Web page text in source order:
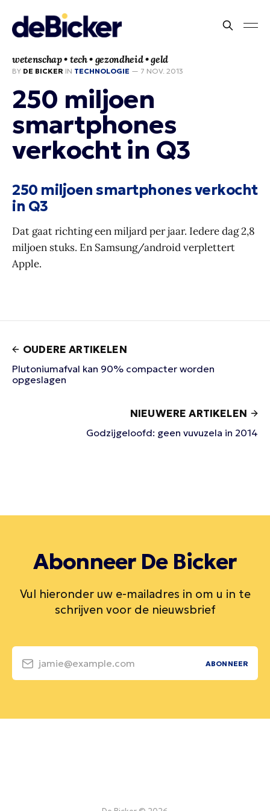
wetenschap • tech • gezondheid • geld
BY DE BICKER IN TECHNOLOGIE — 7 NOV. 2013
250 miljoen
smartphones
verkocht in Q3
250 miljoen smartphones verkocht
in Q3
Dat gaat richting een miljard per jaar. Iedere dag 2,8
miljoen stuks. En Samsung/android verplettert
Apple.
OUDERE ARTIKELEN
Plutoniumafval kan 90% compacter worden
opgeslagen
NIEUWERE ARTIKELEN
Godzijgeloofd: geen vuvuzela in 2014
Abonneer De Bicker
Vul hieronder uw e-mailadres in om u in te
schrijven voor de nieuwsbrief
jamie@example.com ABONNEER